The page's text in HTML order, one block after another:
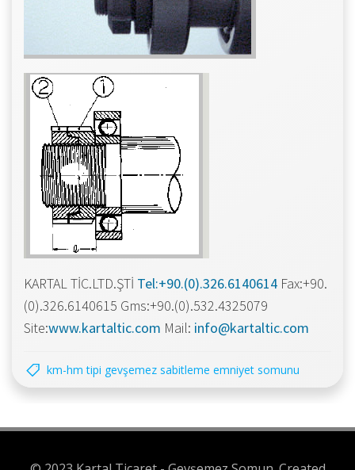
KARTAL TİC.LTD.ŞTİ Tel:+90.(0).326.6140614 Fax:+90.
(0).326.6140615 Gms:+90.(0).532.4325079
Site:www.kartaltic.com Mail: info@kartaltic.com
km-hm ti̇pi̇ gevşemez sabi̇tleme emni̇yet somunu